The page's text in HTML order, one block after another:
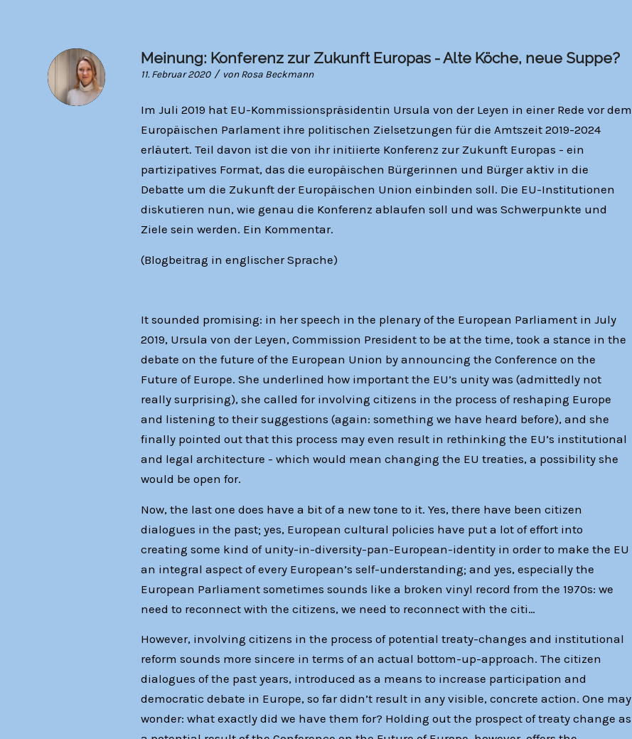
Meinung: Konferenz zur Zukunft Europas - Alte Köche, neue Suppe?
11. Februar 2020 / vonRosa Beckmann
Im Juli 2019 hat EU-Kommissionspräsidentin Ursula von der Leyen in einer Rede vor dem
Europäischen Parlament ihre politischen Zielsetzungen für die Amtszeit 2019-2024
erläutert. Teil davon ist die von ihr initiierte Konferenz zur Zukunft Europas - ein
partizipatives Format, das die europäischen Bürgerinnen und Bürger aktiv in die
Debatte um die Zukunft der Europäischen Union einbinden soll. Die EU-Institutionen
diskutieren nun, wie genau die Konferenz ablaufen soll und was Schwerpunkte und
Ziele sein werden. Ein Kommentar.
(Blogbeitrag in englischer Sprache)
It sounded promising: in her speech in the plenary of the European Parliament in July
2019, Ursula von der Leyen, Commission President to be at the time, took a stance in the
debate on the future of the European Union by announcing the Conference on the
Future of Europe. She underlined how important the EU’s unity was (admittedly not
really surprising), she called for involving citizens in the process of reshaping Europe
and listening to their suggestions (again: something we have heard before), and she
finally pointed out that this process may even result in rethinking the EU’s institutional
and legal architecture - which would mean changing the EU treaties, a possibility she
would be open for.
Now, the last one does have a bit of a new tone to it. Yes, there have been citizen
dialogues in the past; yes, European cultural policies have put a lot of effort into
creating some kind of unity-in-diversity-pan-European-identity in order to make the EU
an integral aspect of every European’s self-understanding; and yes, especially the
European Parliament sometimes sounds like a broken vinyl record from the 1970s: we
need to reconnect with the citizens, we need to reconnect with the citi…
However, involving citizens in the process of potential treaty-changes and institutional
reform sounds more sincere in terms of an actual bottom-up-approach. The citizen
dialogues of the past years, introduced as a means to increase participation and
democratic debate in Europe, so far didn’t result in any visible, concrete action. One may
wonder: what exactly did we have them for? Holding out the prospect of treaty change as